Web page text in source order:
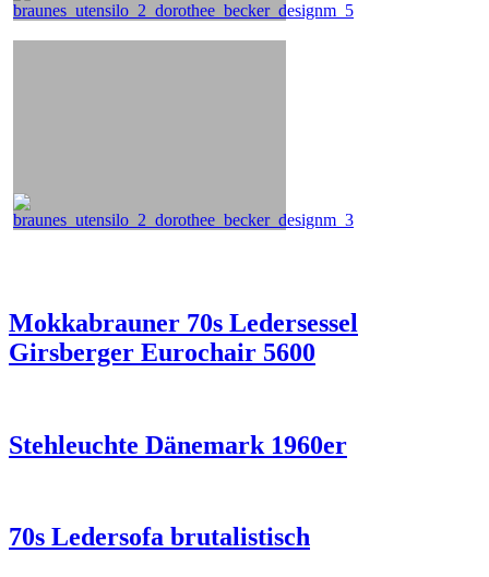
Mokkabrauner 70s Ledersessel
Girsberger Eurochair 5600
Stehleuchte Dänemark 1960er
70s Ledersofa brutalistisch